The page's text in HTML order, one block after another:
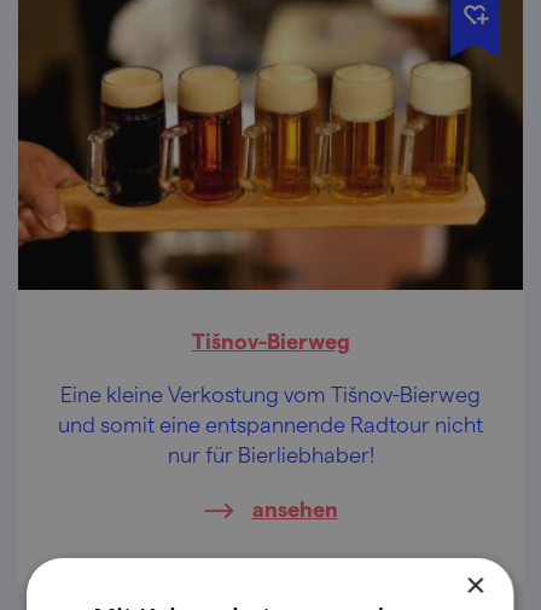
Tišnov-Bierweg
Eine kleine Verkostung vom Tišnov-Bierweg
und somit eine entspannende Radtour nicht
nur für Bierliebhaber!
ansehen
×